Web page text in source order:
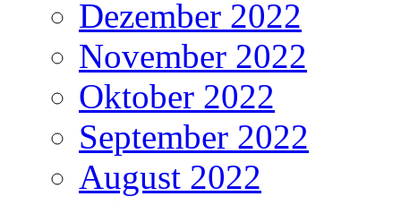
Dezember 2022
November 2022
Oktober 2022
September 2022
August 2022